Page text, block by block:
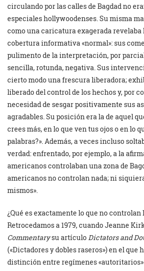
circulando por las calles de Bagdad no
especiales hollywoodenses. Su misma
como una caricatura exagerada revelaba
cobertura informativa «normal»: sus
pulimento de la interpretación, por
sencilla, rotunda, negativa. Sus
cierto modo una frescura liberadora;
liberado del control de los hechos y, por
necesidad de sesgar positivamente sus
agradables. Su posición era la de aquel
crees más, en lo que ven tus ojos o en lo
palabras?». Además, a veces incluso
verdad: enfrentado, por ejemplo, a la
americanos controlaban una zona de
americanos no controlan nada; ni
mismos».
¿Qué es exactamente lo que no controlan
Retrocedamos a 1979, cuando Jeanne
Commentarysu artículoDictators and
(«Dictadores y dobles raseros») en el que
distinción entre regímenes